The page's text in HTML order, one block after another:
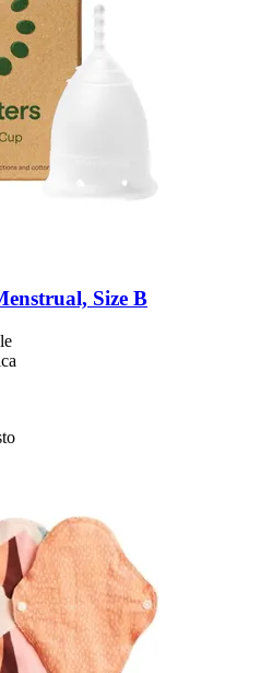
Size B